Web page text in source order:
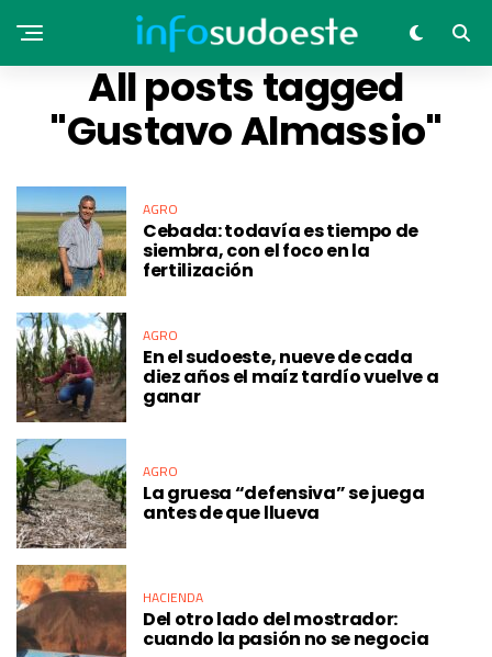
All posts tagged
"Gustavo Almassio"
AGRO
Cebada: todavía es tiempo de
siembra, con el foco en la
fertilización
AGRO
En el sudoeste, nueve de cada
diez años el maíz tardío vuelve a
ganar
AGRO
La gruesa “defensiva” se juega
antes de que llueva
HACIENDA
Del otro lado del mostrador:
cuando la pasión no se negocia